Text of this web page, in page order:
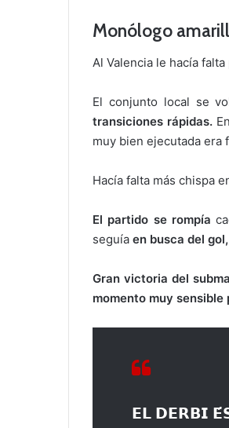
Monólogo
Al Valencia le hacía
El conjunto local se
transiciones rápidas.
muy bien ejecutada era
Hacía falta más chispa
El partido se rompía
seguía en busca del gol,
Gran victoria del
momento muy sensible
𝗘𝗟 𝗗𝗘𝗥𝗕𝗜